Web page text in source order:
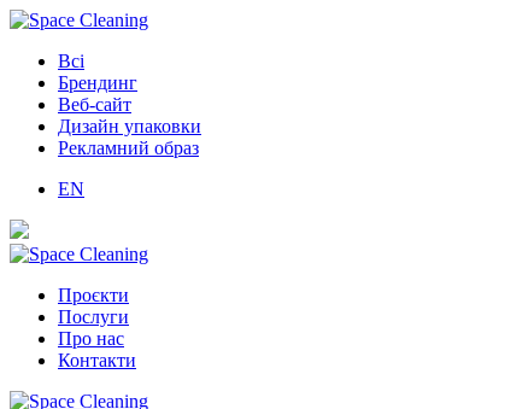
Всі
Брендинг
Веб-сайт
Дизайн упаковки
Рекламний образ
EN
Проєкти
Послуги
Про нас
Контакти